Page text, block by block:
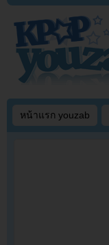
หน้าแรก youzab